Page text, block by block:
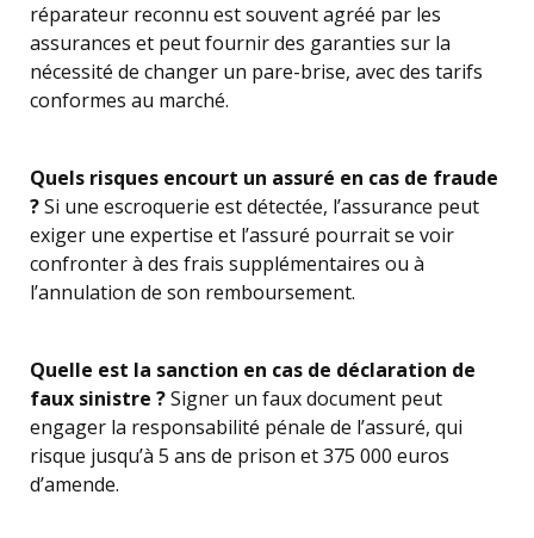
réparateur reconnu est souvent agréé par les
assurances et peut fournir des garanties sur la
nécessité de changer un pare-brise, avec des tarifs
conformes au marché.
Quels risques encourt un assuré en cas de fraude
?Si une escroquerie est détectée, l’assurance peut
exiger une expertise et l’assuré pourrait se voir
confronter à des frais supplémentaires ou à
l’annulation de son remboursement.
Quelle est la sanction en cas de déclaration de
faux sinistre ?Signer un faux document peut
engager la responsabilité pénale de l’assuré, qui
risque jusqu’à 5 ans de prison et 375 000 euros
d’amende.